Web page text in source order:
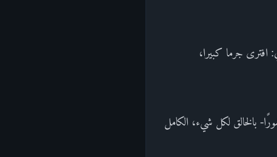
افترى جرما كبيرا،
بالخالق لكل شيء، الكامل